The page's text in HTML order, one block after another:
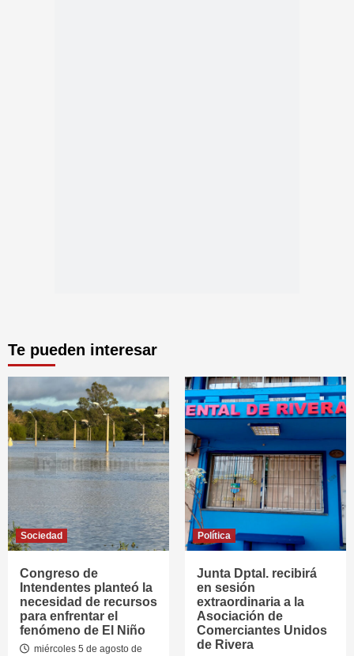
Te pueden interesar
Sociedad
Congreso de
Intendentes planteó la
necesidad de recursos
para enfrentar el
fenómeno de El Niño
miércoles 5 de agosto de
Política
Junta Dptal. recibirá
en sesión
extraordinaria a la
Asociación de
Comerciantes Unidos
de Rivera